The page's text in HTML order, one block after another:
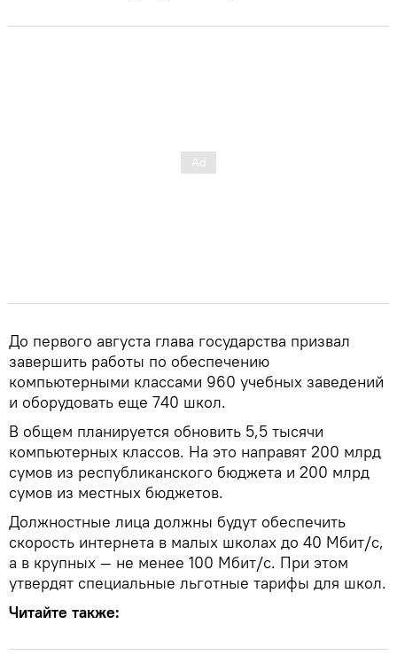
До первого августа глава государства призвал
завершить работы по обеспечению
компьютерными классами 960 учебных заведений
и оборудовать еще 740 школ.
В общем планируется обновить 5,5 тысячи
компьютерных классов. На это направят 200 млрд
сумов из республиканского бюджета и 200 млрд
сумов из местных бюджетов.
Должностные лица должны будут обеспечить
скорость интернета в малых школах до 40 Мбит/с,
а в крупных — не менее 100 Мбит/с. При этом
утвердят специальные льготные тарифы для школ.
Читайте также: